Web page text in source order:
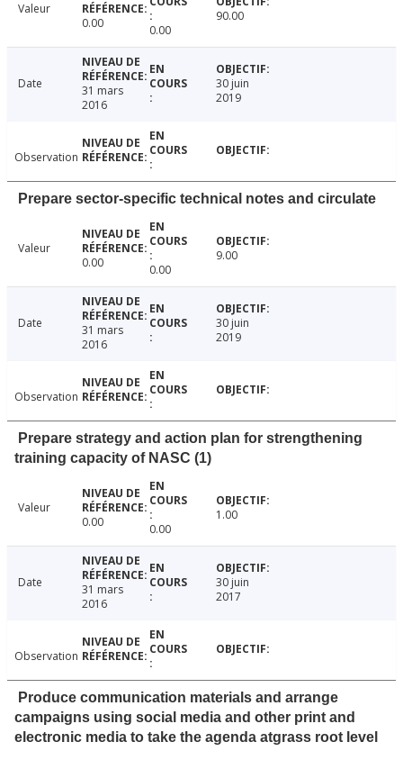
Valeur
0.00
0.00
90.00
Date
31 mars
2016
30 juin
2019
Observation
Prepare sector-specific technical notes and circulate
Valeur
0.00
0.00
9.00
Date
31 mars
2016
30 juin
2019
Observation
Prepare strategy and action plan for strengthening
training capacity of NASC (1)
Valeur
0.00
0.00
1.00
Date
31 mars
2016
30 juin
2017
Observation
Produce communication materials and arrange
campaigns using social media and other print and
electronic media to take the agenda atgrass root level